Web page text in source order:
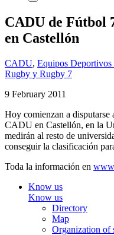
CADU de Fútbol
en Castellón
CADU, Equipos
Rugby y Rugby 7
9 February 2011
Hoy comienzan a disputarse
CADU en Castellón, en la
medirán al resto de
conseguir la clasificación
Toda la información en
Know us
Know us
Directory
Map
Organization of